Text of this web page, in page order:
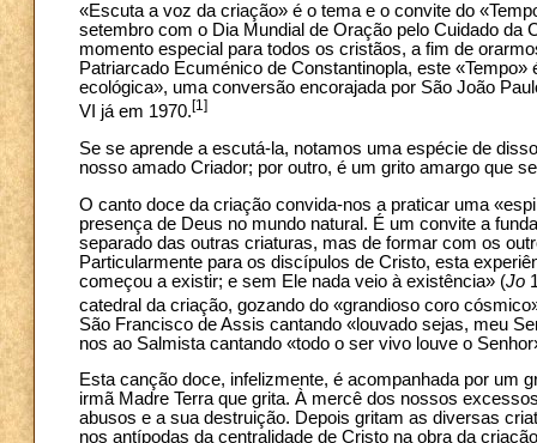
«Escuta a voz da criação» é o tema e o convite do
setembro com o Dia Mundial de Oração pelo Cuidado da
momento especial para todos os cristãos, a fim de
Patriarcado Ecuménico de Constantinopla, este
ecológica», uma conversão encorajada por São João
VI já em 1970.[1]
Se se aprende a escutá-la, notamos uma espécie de
nosso amado Criador; por outro, é um grito amargo que
O canto doce da criação convida-nos a praticar uma
presença de Deus no mundo natural. É um convite a
separado das outras criaturas, mas de formar com os
Particularmente para os discípulos de Cristo, esta
começou a existir; e sem Ele nada veio à existência» (Jo
catedral da criação, gozando do «grandioso coro
São Francisco de Assis cantando «louvado sejas, meu
nos ao Salmista cantando «todo o ser vivo louve o
Esta canção doce, infelizmente, é acompanhada por um
irmã Madre Terra que grita. À mercê dos nossos
abusos e a sua destruição. Depois gritam as diversas
nos antípodas da centralidade de Cristo na obra da